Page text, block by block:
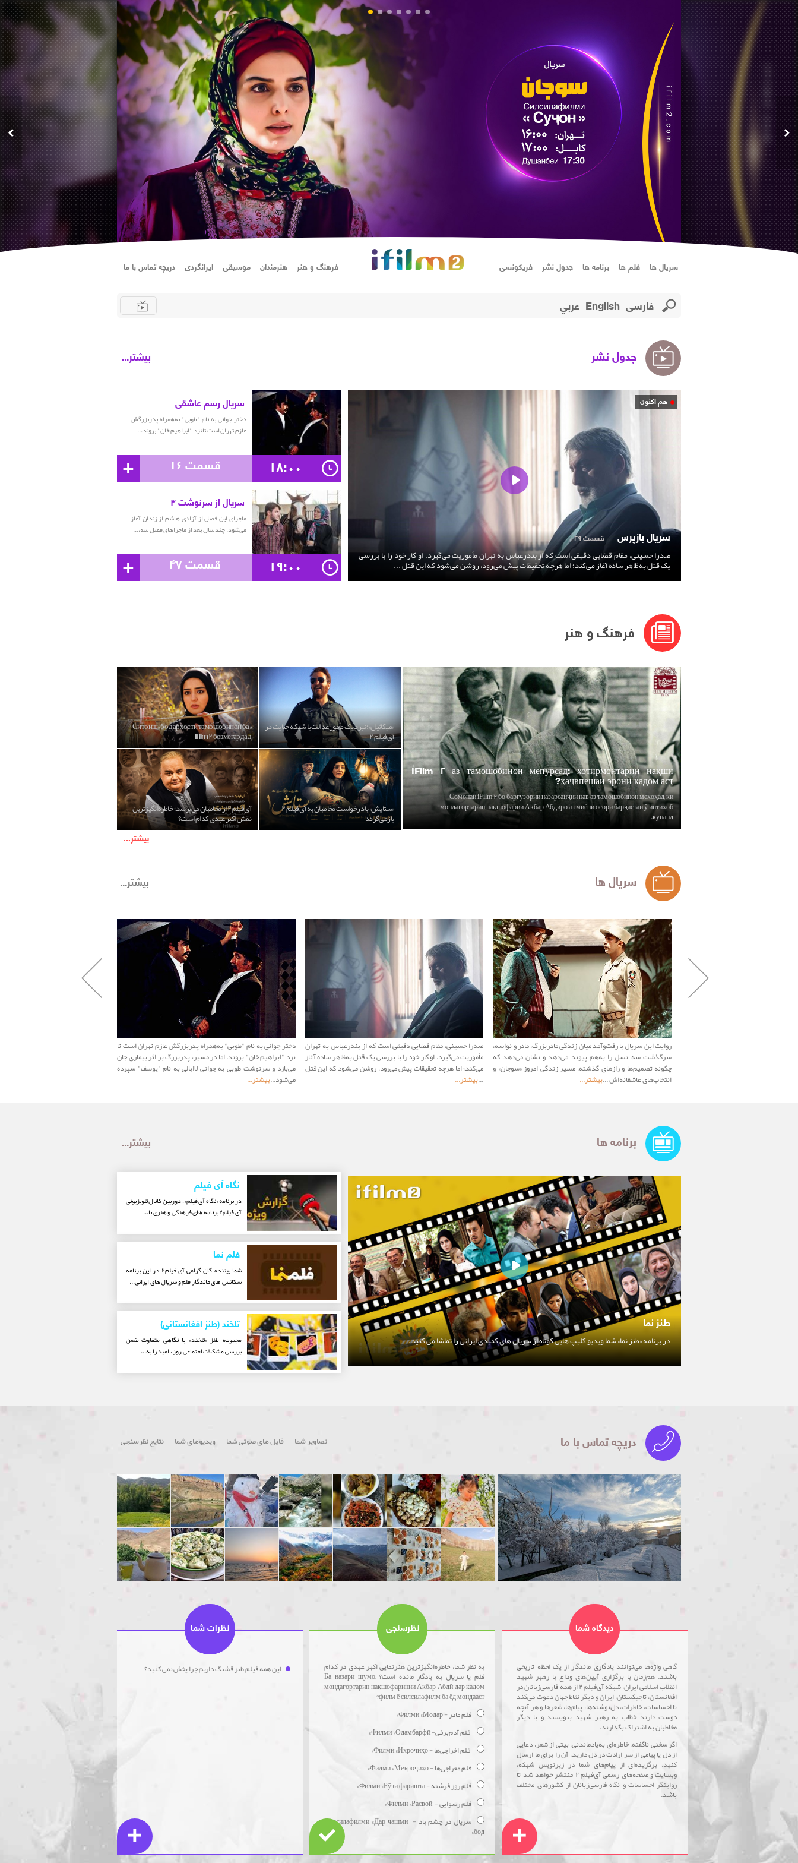
سریال ها فلم ها برنامه ها جدول نشر فریکونسی فرهنگ و هنر هنرمندان موسیقی ایرانگردی دریچه تماس با ما
فارسی English عربي
جدول نشر بیشتر...
سریال بازپرس قسمت ۲۹
صدرا حسینی، مقام قضایی دقیقی است که از بندرعباس به تهران مأموریت می‌گیرد. او کار خود را با بررسی
یک قتل به‌ظاهر ساده آغاز می‌کند؛ اما هرچه تحقیقات پیش می‌رود، روشن می‌شود که این قتل ...
هم اکنون سریال رسم عاشقی
دختر جوانی به نام "طوبی" به‌همراه پدربزرگش
عازم تهران است تا نزد "ابراهیم‌ خان" بروند...
+ قسمت ۱۶ ۱۸:۰۰
سریال از سرنوشت ۴
ماجرای این فصل از آزادی هاشم از زندان آغاز
می‌شود. چند سال بعد از ماجراهای فصل سه،...
+ قسمت ۴۷ ۱۹:۰۰
فرهنگ و هنر
IFilm ۲ аз тамошобинон мепурсад: хотирмонтарин нақши
ҳаҷвпешаи эронӣ кадом аст?
Сомонаи iFilm ۲ бо баргузории назарсанҷии нав аз тамошобинон мехоҳад, ки
мондагортарин нақшофарии Акбар Абдиро аз миёни осори барҷастаи ӯ интихоб
кунанд.
«میکائیل»؛ نبرد یک مأمور عدالت با شبکه جنایت در
آی‌فیلم ۲
«Ситоиш» бо дархости тамошобинон ба
Ifilm۲ бозмегардад
«ستایش» با درخواست مخاطبان به آی‌فیلم ۲
بازمی‌گردد
آی‌فیلم۲ از مخاطبان می‌پرسد؛ خاطره‌انگیزترین
نقش اکبر عبدی کدام است؟
بیشتر...
سریال ها بیشتر...
روایت این سریال با رفت‌وآمد میان زندگی مادربزرگ، مادر و نواسه،
سرگذشت سه نسل را به‌هم پیوند می‌دهد و نشان می‌دهد که
چگونه تصمیم‌ها و رازهای گذشته، مسیر زندگی امروز «سوجان» و
انتخاب‌های عاشقانه‌اش ...بیشتر...
صدرا حسینی، مقام قضایی دقیقی است که از بندرعباس به تهران
مأموریت می‌گیرد. او کار خود را با بررسی یک قتل به‌ظاهر ساده آغاز
می‌کند؛ اما هرچه تحقیقات پیش می‌رود، روشن می‌شود که این قتل
...بیشتر...
دختر جوانی به نام "طوبی" به‌همراه پدربزرگش عازم تهران است تا
نزد "ابراهیم‌ خان" بروند. اما در مسیر، پدربزرگ بر اثر بیماری جان
می‌بازد و سرنوشت طوبی به جوانی لاابالی به نام "یوسف" سپرده
می‌شود...بیشتر...
برنامه ها بیشتر...
طنز نما
در برنامه «طنز نما» شما ویدیو کلیپ هایی کوتاه از سریال های کمیدی ایرانی را تماشا می کنید.
نگاه آی فیلم
در برنامه «نگاه آی فیلم»، دوربین کانال تلویزیونی
آی فیلم۲ برنامه های فرهنگی و هنری با...
فلم نما
شما بیننده گان گرامی آی فیلم۲ در این برنامه
سکانس های ماندگار فلم و سریال های ایرانی...
تلخند (طنز افغانستانی)
مجموعه طنز «تلخند» با نگاهی متفاوت ضمن
بررسی مشکلات اجتماعی روز ، امید را به...
دریچه تماس با ما تصاویر شما فایل های صوتی شما ویدیوهای شما نتایج نظرسنجی
دیدگاه شما
گاهی واژه‌ها می‌توانند یادگاری ماندگار از یک لحظه تاریخی
باشند. هم‌زمان با برگزاری آیین‌های وداع با رهبر شهید
انقلاب اسلامی ایران، شبکه آی‌فیلم ۲ از همه فارسی‌زبانان در
افغانستان، تاجیکستان، ایران و دیگر نقاط جهان دعوت می‌کند
تا احساسات، خاطرات، دل‌نوشته‌ها، پیام‌ها، شعرها و هر آنچه
دوست دارند خطاب به رهبر شهید بنویسند و با دیگر
مخاطبان به اشتراک بگذارند.
اگر سخنی ناگفته، خاطره‌ای به‌یادماندنی، بیتی از شعر، دعایی
از دل یا پیامی از سر ارادت در دل دارید، آن را برای ما ارسال
کنید. برگزیده‌ای از پیام‌های شما در زیرنویس شبکه،
وبسایت و صفحه‌های رسمی آی‌فیلم ۲ منتشر خواهد شد تا
روایتگر احساسات و نگاه فارسی‌زبانان از کشورهای مختلف
باشد.
نظرسنجی
به نظر شما، خاطره‌انگیزترین هنرنمایی اکبر عبدی در کدام
فلم یا سریال به یادگار مانده است؟ Ба назари шумо,
мондагортарин нақшофаринии Акбар Абдӣ дар кадом
филм ё силсилафилм ба ёд мондааст?
فلم مادر - Филми «Модар»
فلم آدم‌برفی- Филми «Одамбарфӣ»
فلم اخراجی‌ها - Филми «Ихроҷиҳо»
فلم معراجی‌ها - Филми «Меъроҷиҳо»
فلم روز فرشته - Филми «Рӯзи фаришта»
فلم رسوایی - Филми «Расвоӣ»
سریال در چشم باد - Силсилафилми «Дар чашми
бод»
نظرات شما
این همه فیلم طنز قشنگ داریم چرا پخش نمی کنید؟